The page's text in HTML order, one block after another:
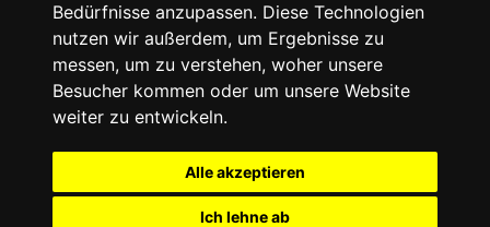
Bedürfnisse anzupassen. Diese Technologien
nutzen wir außerdem, um Ergebnisse zu
messen, um zu verstehen, woher unsere
Besucher kommen oder um unsere Website
weiter zu entwickeln.
Alle akzeptieren
Ich lehne ab